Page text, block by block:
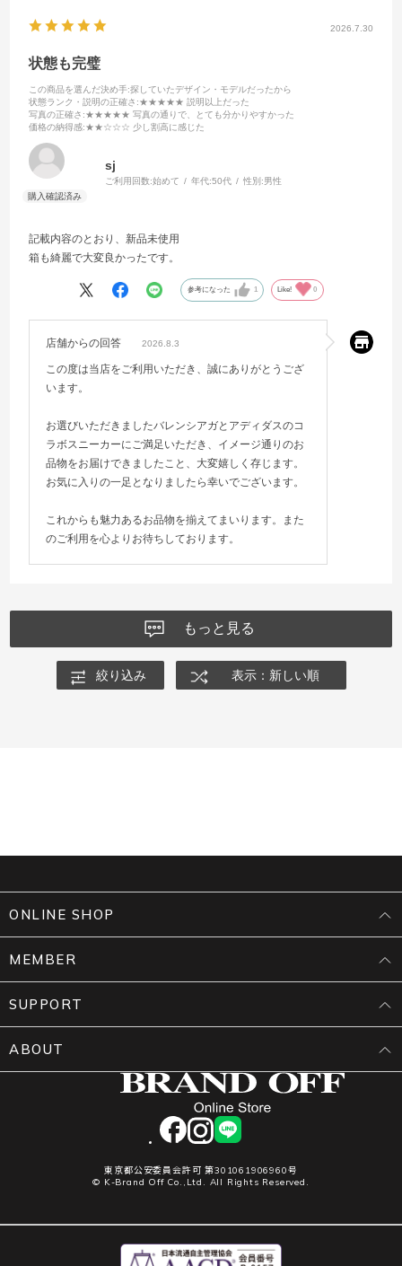
2026.7.30
状態も完璧
この商品を選んだ決め手:探していたデザイン・モデルだったから
状態ランク・説明の正確さ :★★★★★ 説明以上だった
写真の正確さ :★★★★★ 写真の通りで、とても分かりやすかった
価格の納得感:★★☆☆☆ 少し割高に感じた
sj
ご利用回数:始めて 年代:50代 性別:男性
記載内容のとおり、新品未使用
箱も綺麗で大変良かったです。
参考になった 1 Like! 0
店舗からの回答 2026.8.3
この度は当店をご利用いただき、誠にありがとうござ
います。
お選びいただきましたバレンシアガとアディダスのコ
ラボスニーカーにご満足いただき、イメージ通りのお
品物をお届けできましたこと、大変嬉しく存じます。
お気に入りの一足となりましたら幸いでございます。
これからも魅力あるお品物を揃えてまいります。また
のご利用を心よりお待ちしております。
もっと見る
絞り込み 表示：新しい順
facebookinstagram
LINE
東京都公安委員会許可 第301061906960号
© K-Brand Off Co.,Ltd. All Rights Reserved.
ONLINE SHOP
MEMBER
SUPPORT
ABOUT